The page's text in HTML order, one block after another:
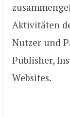
Aktivitäten
Nutzer und
Publisher,
Websites.